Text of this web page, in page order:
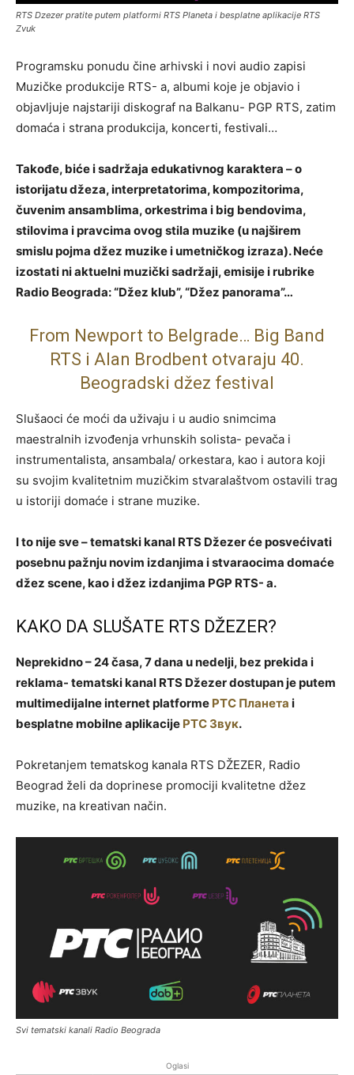
RTS Dzezer pratite putem platformi RTS Planeta i besplatne aplikacije RTS
Zvuk
Programsku ponudu čine arhivski i novi audio zapisi
Muzičke produkcije RTS- a, albumi koje je objavio i
objavljuje najstariji diskograf na Balkanu- PGP RTS, zatim
domaća i strana produkcija, koncerti, festivali…
Takođe, biće i sadržaja edukativnog karaktera – o
istorijatu džeza, interpretatorima, kompozitorima,
čuvenim ansamblima, orkestrima i big bendovima,
stilovima i pravcima ovog stila muzike (u najširem
smislu pojma džez muzike i umetničkog izraza). Neće
izostati ni aktuelni muzički sadržaji, emisije i rubrike
Radio Beograda: “Džez klub”, “Džez panorama”…
From Newport to Belgrade… Big Band
RTS i Alan Brodbent otvaraju 40.
Beogradski džez festival
Slušaoci će moći da uživaju i u audio snimcima
maestralnih izvođenja vrhunskih solista- pevača i
instrumentalista, ansambala/ orkestara, kao i autora koji
su svojim kvalitetnim muzičkim stvaralaštvom ostavili trag
u istoriji domaće i strane muzike.
I to nije sve – tematski kanal RTS Džezer će posvećivati
posebnu pažnju novim izdanjima i stvaraocima domaće
džez scene, kao i džez izdanjima PGP RTS- a.
KAKO DA SLUŠATE RTS DŽEZER?
Neprekidno – 24 časa, 7 dana u nedelji, bez prekida i
reklama- tematski kanal RTS Džezer dostupan je putem
multimedijalne internet platforme РТС Планета i
besplatne mobilne aplikacije РТС Звук.
Pokretanjem tematskog kanala RTS DŽEZER, Radio
Beograd želi da doprinese promociji kvalitetne džez
muzike, na kreativan način.
Svi tematski kanali Radio Beograda
Oglasi